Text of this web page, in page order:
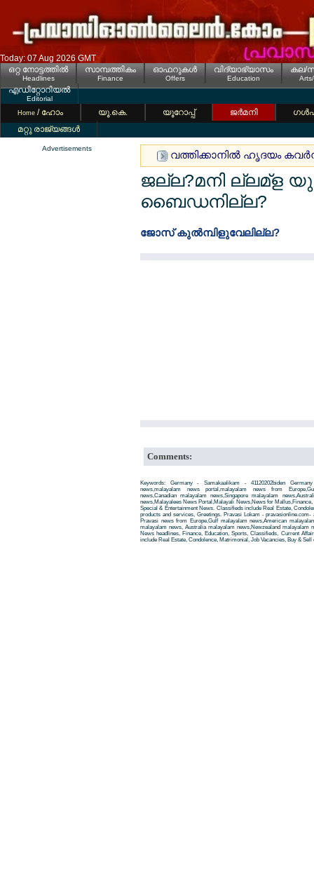
Today: 07 Aug 2026 GMT
ഒറ്റ നോട്ടത്തില്‍
Headlines
സാമ്പത്തികം
Finance
ഓഫറുകള്‍
Offers
വിദ്യാഭ്യാസം
Education
കല/
എഡിറ്റോറിയല്‍
Editorial
Home / ഹോം യൂ.കെ. യൂറോപ്പ് ജര്‍മനി
മറ്റു രാജ്യങ്ങള്‍
Advertisements
വത്തിക്കാനില്‍ ഹൃദയം
ജല്ല?മനി ല്ലമ്ള
ബൈഡനില്ല?
ജോസ് കുല്‍മ്പിളുവേലില്ല?
Comments:
Keywords: Germany - Samakaalikam - 41120202biden
news,malayalam news portal,malayalam news from
news,Canadian malayalam news,Singapore malayalam
news,Malayalees News Portal,Malayali News,News for
Special & Entertainment News. Classifieds include Real Estate,
products and services, Greetings. Pravasi Lokam -
Pravasi news from Europe,Gulf malayalam news,American
malayalam news, Australia malayalam news,Newzealand malayalam
News headlines, Finance, Education, Sports, Classifieds, Current
include Real Estate, Condolence, Matrimonial, Job Vacancies, Buy &